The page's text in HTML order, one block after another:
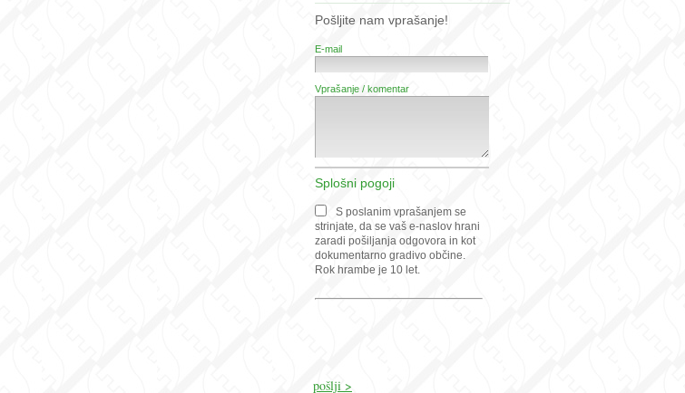
Pošljite nam vprašanje!
E-mail
Vprašanje / komentar
Splošni pogoji
S poslanim vprašanjem se
strinjate, da se vaš e-naslov hrani
zaradi pošiljanja odgovora in kot
dokumentarno gradivo občine.
Rok hrambe je 10 let.